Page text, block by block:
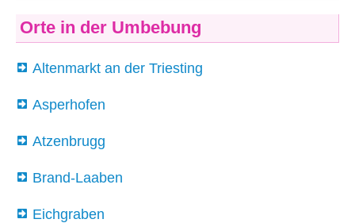
Orte in der Umbebung
Altenmarkt an der Triesting
Asperhofen
Atzenbrugg
Brand-Laaben
Eichgraben